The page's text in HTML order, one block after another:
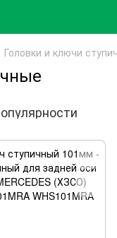
Головки и ключи